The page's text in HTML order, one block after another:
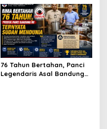
Integritas Advokat
76 Tahun Bertahan, Panci
Legendaris Asal Bandung